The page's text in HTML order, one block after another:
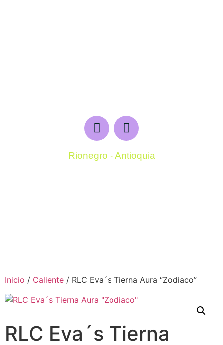
Rionegro - Antioquia
Inicio / Caliente / RLC Eva´s Tierna Aura “Zodiaco”
RLC Eva´s Tierna